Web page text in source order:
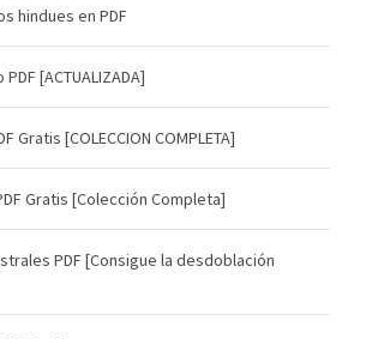
hindues en PDF
[ACTUALIZADA]
Gratis [COLECCION COMPLETA]
Gratis [Colección Completa]
PDF [Consigue la desdoblación